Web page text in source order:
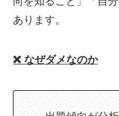
あります。
❌ なぜダメなのか